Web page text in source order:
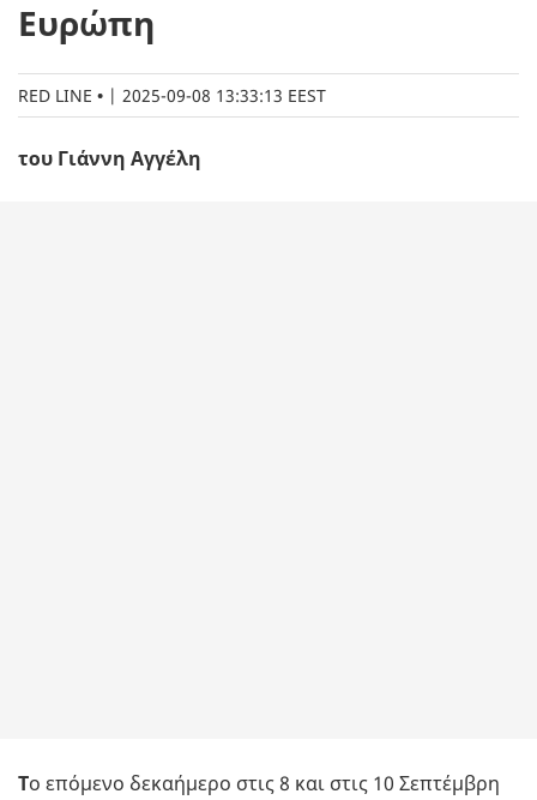
Ευρώπη
RED LINE | 2025-09-08 13:33:13 EEST
του Γιάννη Αγγέλη
Το επόμενο δεκαήμερο στις 8 και στις 10 Σεπτέμβρη